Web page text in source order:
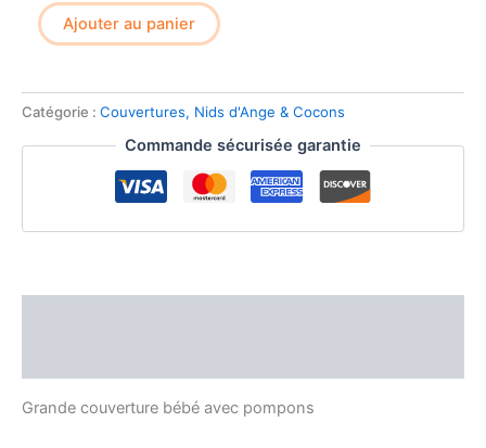
quantité
de
bébé
point
Suzette
Ajouter au panier
Catégorie : Couvertures, Nids d'Ange & Cocons
Commande sécurisée garantie
Grande couverture bébé avec pompons